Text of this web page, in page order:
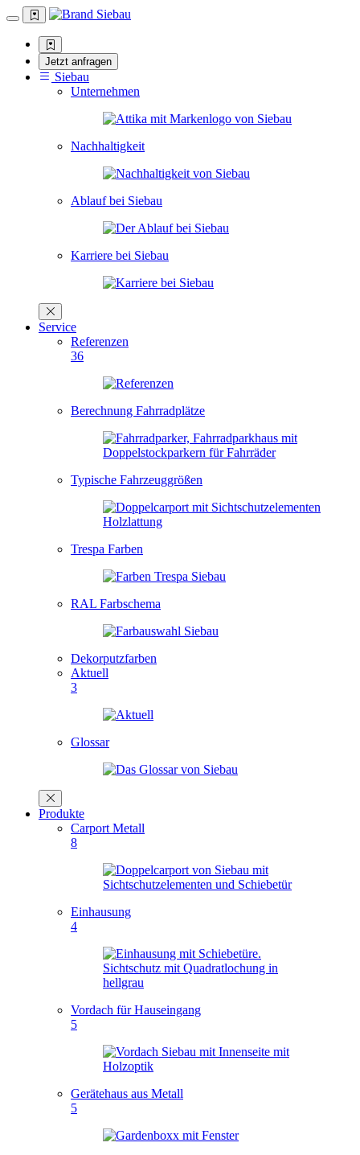
Jetzt anfragen
Siebau
Unternehmen
Nachhaltigkeit
Ablauf bei Siebau
Karriere bei Siebau
Service
Referenzen
36
Berechnung Fahrradplätze
Typische Fahrzeuggrößen
Trespa Farben
RAL Farbschema
Dekorputzfarben
Aktuell
3
Glossar
Produkte
Carport Metall
8
Einhausung
4
Vordach für Hauseingang
5
Gerätehaus aus Metall
5